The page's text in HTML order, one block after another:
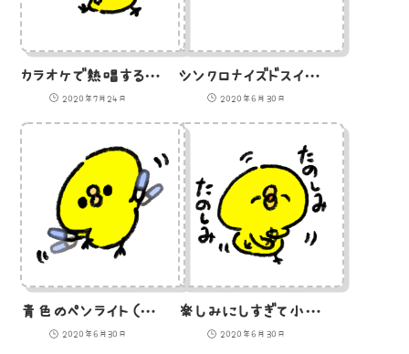
カラオケで熱唱するひよこのイラスト
2020年7月24日
シンクロナイズドスイミング（アーティスティックスイミング）をするひよこのイラスト
2020年6月30日
青色のペンライト（サイリウム）を持って踊るひよこのイラスト
2020年6月30日
楽しみにしすぎて小躍りをするひよこのイラスト
2020年6月30日